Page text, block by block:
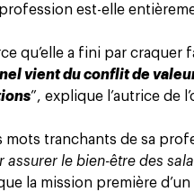
est-elle
qu’elle a fini par craquer
vient du conflit de
”, explique l’autrice de
mots tranchants de sa
assurer le bien-être des
la mission première d’un